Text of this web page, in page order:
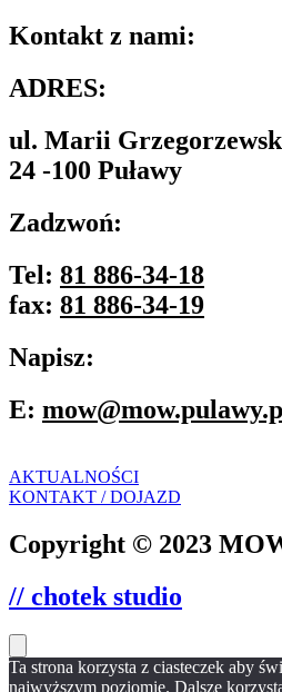
Kontakt z nami:
ADRES:
ul. Marii
24 -100 Puławy
Zadzwoń:
Tel: 81 886-34-18
fax: 81 886-34-19
Napisz:
E:
AKTUALNOŚCI
KONTAKT / DOJAZD
Copyright © 2023
// chotek studio
Ta strona korzysta z ciasteczek aby
najwyższym poziomie. Dalsze